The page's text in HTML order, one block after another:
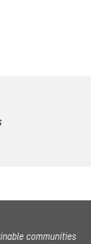
communities